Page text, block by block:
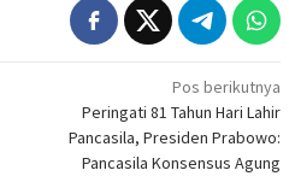
Pos berikutnya
Peringati 81 Tahun Hari Lahir
Pancasila, Presiden Prabowo:
Pancasila Konsensus Agung